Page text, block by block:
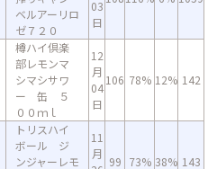
ベルアーリロ
ゼ７２０
03
日
樽ハイ倶楽
部レモンマ
シマシサワ
ー 缶 ５
００ｍｌ
12
月
04
日
106 78% 12% 142
トリスハイ
ボール ジ
ンジャーレモ
11
月
99 73% 38% 143